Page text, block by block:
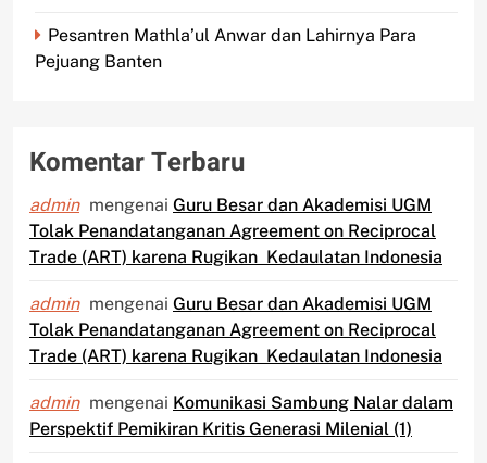
Pesantren Mathla’ul Anwar dan Lahirnya Para
Pejuang Banten
Komentar Terbaru
admin mengenai Guru Besar dan Akademisi UGM
Tolak Penandatanganan Agreement on Reciprocal
Trade (ART) karena Rugikan Kedaulatan Indonesia
admin mengenai Guru Besar dan Akademisi UGM
Tolak Penandatanganan Agreement on Reciprocal
Trade (ART) karena Rugikan Kedaulatan Indonesia
admin mengenai Komunikasi Sambung Nalar dalam
Perspektif Pemikiran Kritis Generasi Milenial (1)